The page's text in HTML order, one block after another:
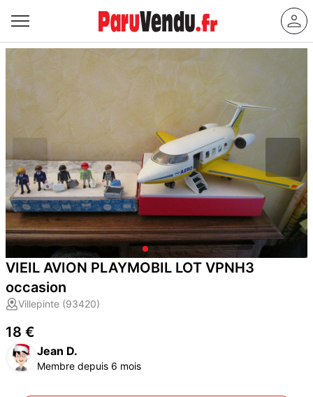
VIEIL AVION PLAYMOBIL LOT VPNH3
occasion
Villepinte (93420)
18 €
Jean D.
Membre depuis 6 mois